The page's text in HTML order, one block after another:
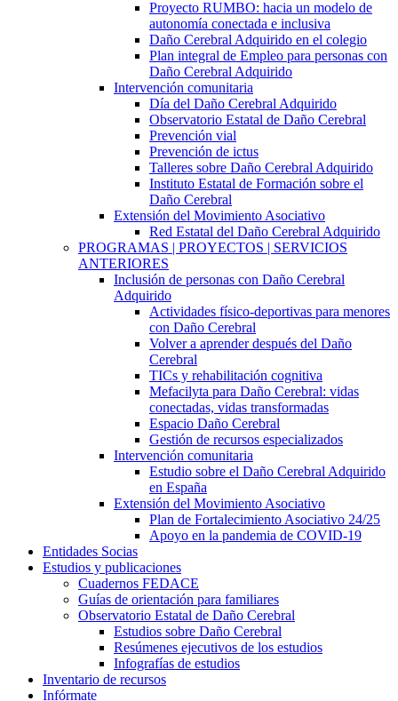
Proyecto RUMBO: hacia un modelo de
autonomía conectada e inclusiva
Daño Cerebral Adquirido en el colegio
Plan integral de Empleo para personas con
Daño Cerebral Adquirido
Intervención comunitaria
Día del Daño Cerebral Adquirido
Observatorio Estatal de Daño Cerebral
Prevención vial
Prevención de ictus
Talleres sobre Daño Cerebral Adquirido
Instituto Estatal de Formación sobre el
Daño Cerebral
Extensión del Movimiento Asociativo
Red Estatal del Daño Cerebral Adquirido
PROGRAMAS | PROYECTOS | SERVICIOS
ANTERIORES
Inclusión de personas con Daño Cerebral
Adquirido
Actividades físico-deportivas para menores
con Daño Cerebral
Volver a aprender después del Daño
Cerebral
TICs y rehabilitación cognitiva
Mefacilyta para Daño Cerebral: vidas
conectadas, vidas transformadas
Espacio Daño Cerebral
Gestión de recursos especializados
Intervención comunitaria
Estudio sobre el Daño Cerebral Adquirido
en España
Extensión del Movimiento Asociativo
Plan de Fortalecimiento Asociativo 24/25
Apoyo en la pandemia de COVID-19
Entidades Socias
Estudios y publicaciones
Cuadernos FEDACE
Guías de orientación para familiares
Observatorio Estatal de Daño Cerebral
Estudios sobre Daño Cerebral
Resúmenes ejecutivos de los estudios
Infografías de estudios
Inventario de recursos
Infórmate